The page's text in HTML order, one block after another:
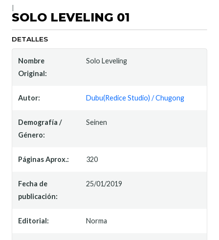
SOLO LEVELING 01
DETALLES
Nombre
Original:
Solo Leveling
Autor: Dubu(Redice Studio) / Chugong
Demografía /
Género:
Seinen
Páginas Aprox.: 320
Fecha de
publicación:
25/01/2019
Editorial: Norma